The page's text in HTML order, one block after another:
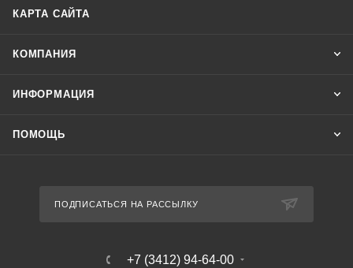
КАРТА САЙТА
КОМПАНИЯ
ИНФОРМАЦИЯ
ПОМОЩЬ
ПОДПИСАТЬСЯ НА РАССЫЛКУ
+7 (3412) 94-64-00